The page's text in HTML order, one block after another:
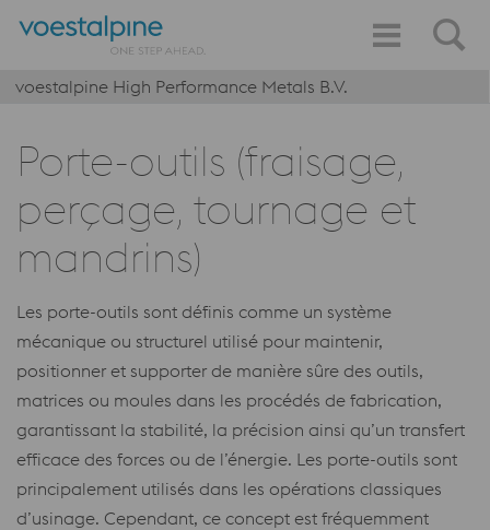
voestalpine High Performance Metals B.V.
Porte-outils (fraisage,
perçage, tournage et
mandrins)
Les porte-outils sont définis comme un système
mécanique ou structurel utilisé pour maintenir,
positionner et supporter de manière sûre des outils,
matrices ou moules dans les procédés de fabrication,
garantissant la stabilité, la précision ainsi qu’un transfert
efficace des forces ou de l’énergie. Les porte-outils sont
principalement utilisés dans les opérations classiques
d’usinage. Cependant, ce concept est fréquemment